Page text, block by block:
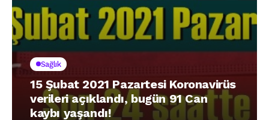
Sağlık
15 Şubat 2021 Pazartesi Koronavirüs
verileri açıklandı, bugün 91 Can
kaybı yaşandı!